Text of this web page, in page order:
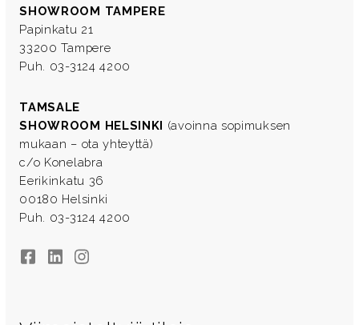
SHOWROOM TAMPERE
Papinkatu 21
33200 Tampere
Puh. 03-3124 4200
TAMSALE
SHOWROOM HELSINKI (avoinna sopimuksen
mukaan – ota yhteyttä)
c/o Konelabra
Eerikinkatu 36
00180 Helsinki
Puh. 03-3124 4200
FacebookLinkedInInstagram